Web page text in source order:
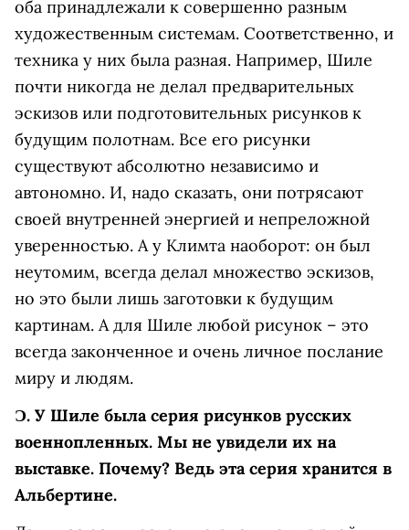
оба принадлежали к совершенно разным
художественным системам. Соответственно, и
техника у них была разная. Например, Шиле
почти никогда не делал предварительных
эскизов или подготовительных рисунков к
будущим полотнам. Все его рисунки
существуют абсолютно независимо и
автономно. И, надо сказать, они потрясают
своей внутренней энергией и непреложной
уверенностью. А у Климта наоборот: он был
неутомим, всегда делал множество эскизов,
но это были лишь заготовки к будущим
картинам. А для Шиле любой рисунок – это
всегда законченное и очень личное послание
миру и людям.
Ɔ. У Шиле была серия рисунков русских
военнопленных. Мы не увидели их на
выставке. Почему? Ведь эта серия хранится в
Альбертине.